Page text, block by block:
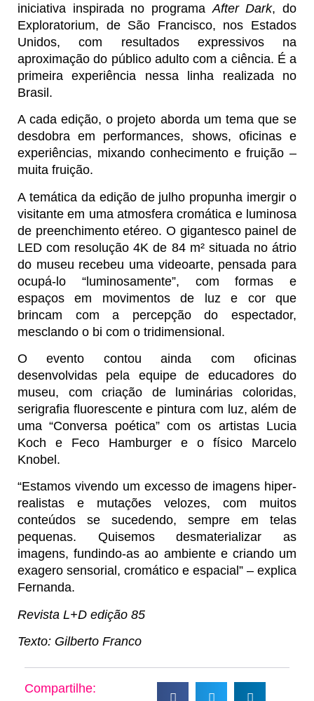
iniciativa inspirada no programa After Dark, do
Exploratorium, de São Francisco, nos Estados
Unidos, com resultados expressivos na
aproximação do público adulto com a ciência. É a
primeira experiência nessa linha realizada no
Brasil.
A cada edição, o projeto aborda um tema que se
desdobra em performances, shows, oficinas e
experiências, mixando conhecimento e fruição –
muita fruição.
A temática da edição de julho propunha imergir o
visitante em uma atmosfera cromática e luminosa
de preenchimento etéreo. O gigantesco painel de
LED com resolução 4K de 84 m² situada no átrio
do museu recebeu uma videoarte, pensada para
ocupá-lo “luminosamente”, com formas e
espaços em movimentos de luz e cor que
brincam com a percepção do espectador,
mesclando o bi com o tridimensional.
O evento contou ainda com oficinas
desenvolvidas pela equipe de educadores do
museu, com criação de luminárias coloridas,
serigrafia fluorescente e pintura com luz, além de
uma “Conversa poética” com os artistas Lucia
Koch e Feco Hamburger e o físico Marcelo
Knobel.
“Estamos vivendo um excesso de imagens hiper-
realistas e mutações velozes, com muitos
conteúdos se sucedendo, sempre em telas
pequenas. Quisemos desmaterializar as
imagens, fundindo-as ao ambiente e criando um
exagero sensorial, cromático e espacial” – explica
Fernanda.
Revista L+D edição 85
Texto: Gilberto Franco
Compartilhe: